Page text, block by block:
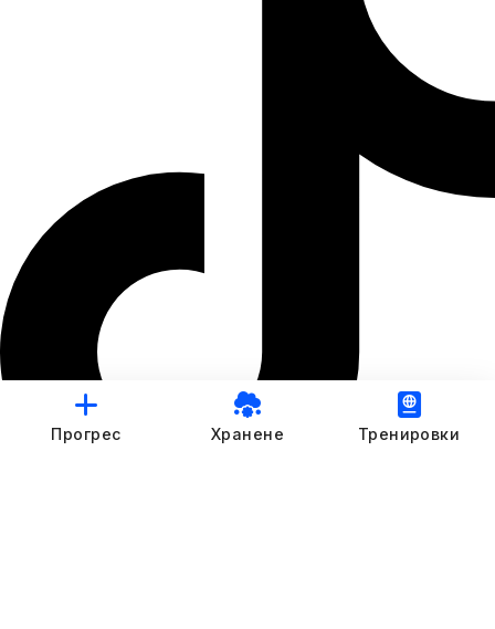
Прогрес Хранене Тренировки